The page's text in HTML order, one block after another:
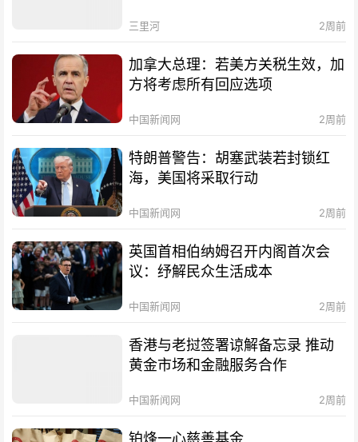
三里河 2周前
加拿大总理：若美方关税生效，加
方将考虑所有回应选项
中国新闻网 2周前
特朗普警告：胡塞武装若封锁红
海，美国将采取行动
中国新闻网 2周前
英国首相伯纳姆召开内阁首次会
议：纾解民众生活成本
中国新闻网 2周前
香港与老挝签署谅解备忘录 推动
黄金市场和金融服务合作
中国新闻网 2周前